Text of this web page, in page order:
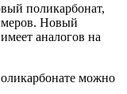
поликарбонат,
Новый
аналогов на
можно